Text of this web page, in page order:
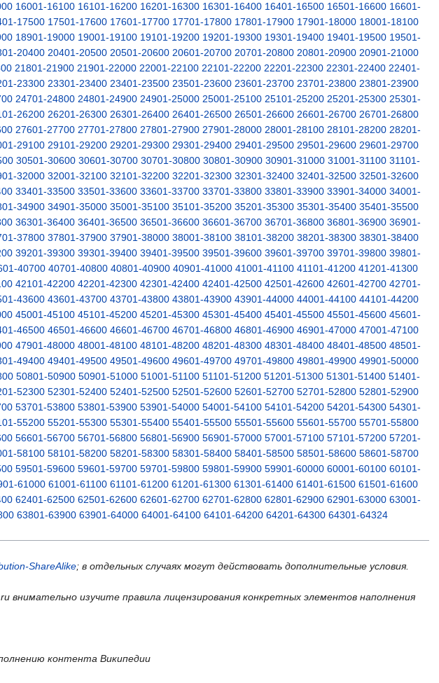
16001-16100 16101-16200 16201-16300 16301-16400 16401-16500 16501-16600 16601-
17500 17501-17600 17601-17700 17701-17800 17801-17900 17901-18000 18001-18100
18901-19000 19001-19100 19101-19200 19201-19300 19301-19400 19401-19500 19501-
20400 20401-20500 20501-20600 20601-20700 20701-20800 20801-20900 20901-21000
21801-21900 21901-22000 22001-22100 22101-22200 22201-22300 22301-22400 22401-
23300 23301-23400 23401-23500 23501-23600 23601-23700 23701-23800 23801-23900
24701-24800 24801-24900 24901-25000 25001-25100 25101-25200 25201-25300 25301-
26200 26201-26300 26301-26400 26401-26500 26501-26600 26601-26700 26701-26800
27601-27700 27701-27800 27801-27900 27901-28000 28001-28100 28101-28200 28201-
29100 29101-29200 29201-29300 29301-29400 29401-29500 29501-29600 29601-29700
30501-30600 30601-30700 30701-30800 30801-30900 30901-31000 31001-31100 31101-
32000 32001-32100 32101-32200 32201-32300 32301-32400 32401-32500 32501-32600
33401-33500 33501-33600 33601-33700 33701-33800 33801-33900 33901-34000 34001-
34900 34901-35000 35001-35100 35101-35200 35201-35300 35301-35400 35401-35500
36301-36400 36401-36500 36501-36600 36601-36700 36701-36800 36801-36900 36901-
37800 37801-37900 37901-38000 38001-38100 38101-38200 38201-38300 38301-38400
39201-39300 39301-39400 39401-39500 39501-39600 39601-39700 39701-39800 39801-
40700 40701-40800 40801-40900 40901-41000 41001-41100 41101-41200 41201-41300
42101-42200 42201-42300 42301-42400 42401-42500 42501-42600 42601-42700 42701-
43600 43601-43700 43701-43800 43801-43900 43901-44000 44001-44100 44101-44200
45001-45100 45101-45200 45201-45300 45301-45400 45401-45500 45501-45600 45601-
46500 46501-46600 46601-46700 46701-46800 46801-46900 46901-47000 47001-47100
47901-48000 48001-48100 48101-48200 48201-48300 48301-48400 48401-48500 48501-
49400 49401-49500 49501-49600 49601-49700 49701-49800 49801-49900 49901-50000
50801-50900 50901-51000 51001-51100 51101-51200 51201-51300 51301-51400 51401-
52300 52301-52400 52401-52500 52501-52600 52601-52700 52701-52800 52801-52900
53701-53800 53801-53900 53901-54000 54001-54100 54101-54200 54201-54300 54301-
55200 55201-55300 55301-55400 55401-55500 55501-55600 55601-55700 55701-55800
56601-56700 56701-56800 56801-56900 56901-57000 57001-57100 57101-57200 57201-
58100 58101-58200 58201-58300 58301-58400 58401-58500 58501-58600 58601-58700
59501-59600 59601-59700 59701-59800 59801-59900 59901-60000 60001-60100 60101-
61000 61001-61100 61101-61200 61201-61300 61301-61400 61401-61500 61501-61600
62401-62500 62501-62600 62601-62700 62701-62800 62801-62900 62901-63000 63001-
63801-63900 63901-64000 64001-64100 64101-64200 64201-64300 64301-64324
ShareAlike; в отдельных случаях могут действовать дополнительные условия.
изучите правила лицензирования конкретных элементов наполнения
контента Википедии